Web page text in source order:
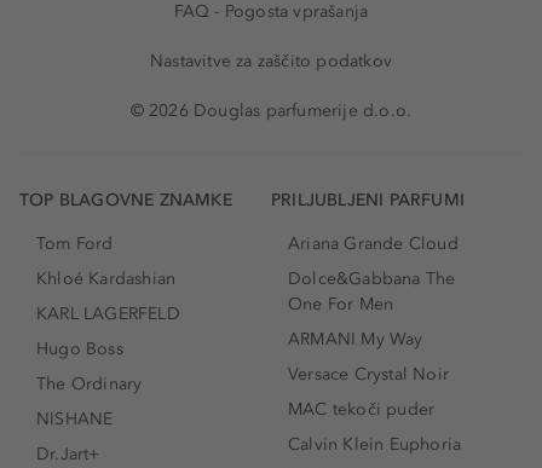
FAQ - Pogosta vprašanja
Nastavitve za zaščito podatkov
© 2026 Douglas parfumerije d.o.o.
TOP BLAGOVNE ZNAMKE
Tom Ford
Khloé Kardashian
KARL LAGERFELD
Hugo Boss
The Ordinary
NISHANE
Dr.Jart+
PRILJUBLJENI PARFUMI
Ariana Grande Cloud
Dolce&Gabbana The
One For Men
ARMANI My Way
Versace Crystal Noir
MAC tekoči puder
Calvin Klein Euphoria